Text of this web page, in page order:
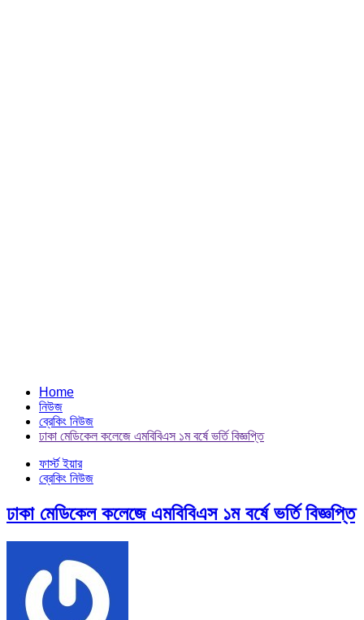
Home
নিউজ
ব্রেকিং নিউজ
ঢাকা মেডিকেল কলেজে এমবিবিএস ১ম বর্ষে ভর্তি বিজ্ঞপ্তি
ফার্স্ট ইয়ার
ব্রেকিং নিউজ
ঢাকা মেডিকেল কলেজে এমবিবিএস ১ম বর্ষে ভর্তি বিজ্ঞপ্তি